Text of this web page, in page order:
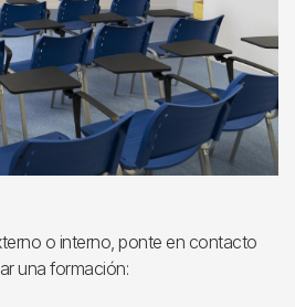
o interno, ponte en contacto
una formación: